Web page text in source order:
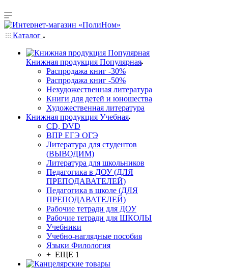
Каталог
Книжная продукция Популярная
Распродажа книг -30%
Распродажа книг -50%
Нехудожественная литература
Книги для детей и юношества
Художественная литература
Книжная продукция Учебная
CD, DVD
ВПР ЕГЭ ОГЭ
Литература для студентов
(ВЫВОДИМ)
Литература для школьников
Педагогика в ДОУ (ДЛЯ
ПРЕПОДАВАТЕЛЕЙ)
Педагогика в школе (ДЛЯ
ПРЕПОДАВАТЕЛЕЙ)
Рабочие тетради для ДОУ
Рабочие тетради для ШКОЛЫ
Учебники
Учебно-наглядные пособия
Языки Филология
+ ЕЩЕ 1